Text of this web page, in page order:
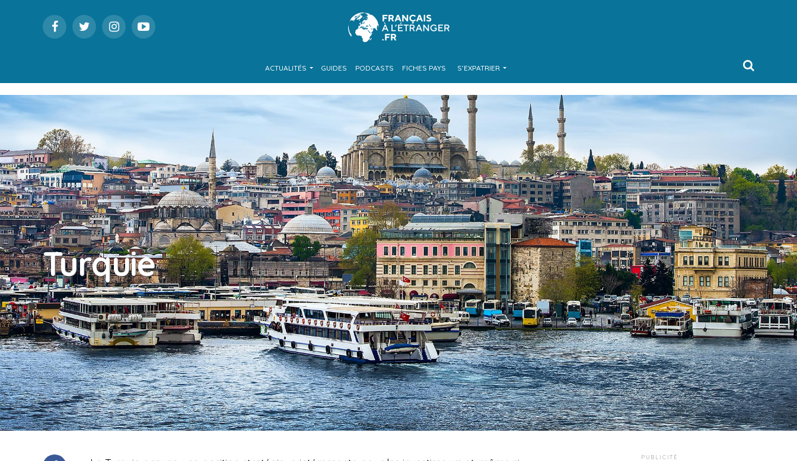
ACTUALITÉS GUIDES PODCASTS FICHES PAYS S’EXPATRIER
Turquie
PUBLICITÉ